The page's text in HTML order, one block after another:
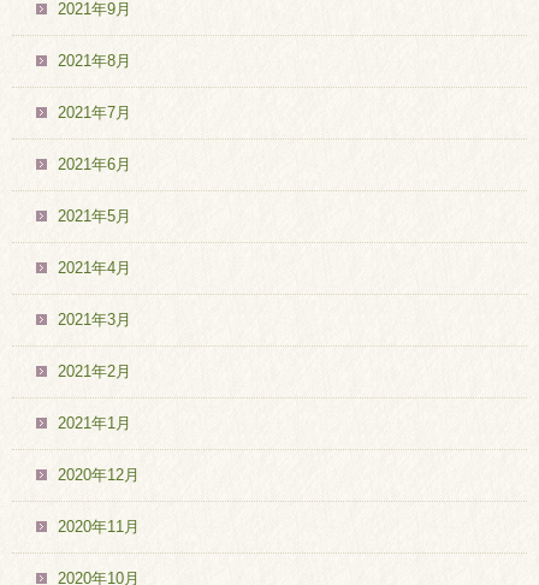
2021年9月
2021年8月
2021年7月
2021年6月
2021年5月
2021年4月
2021年3月
2021年2月
2021年1月
2020年12月
2020年11月
2020年10月